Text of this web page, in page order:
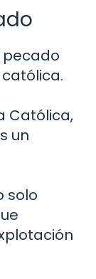
pecado
Católica,
un
solo